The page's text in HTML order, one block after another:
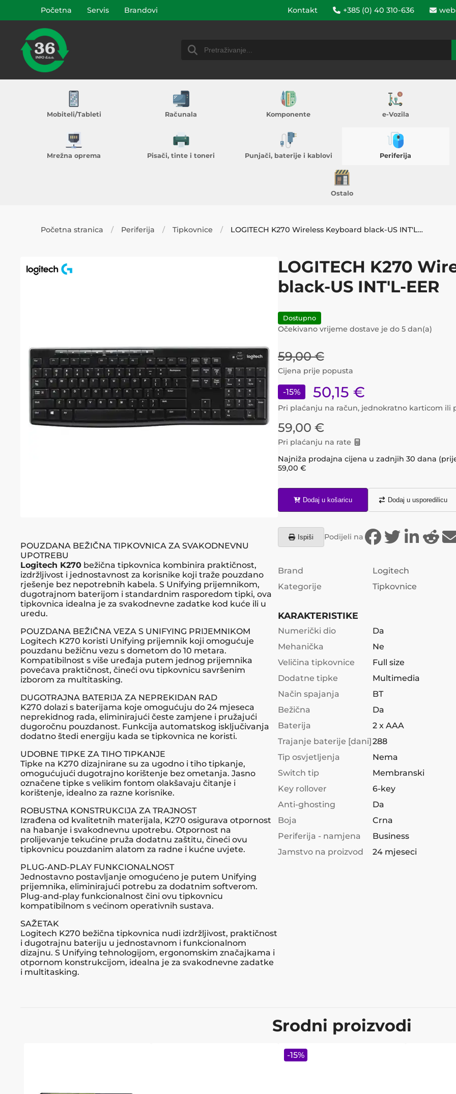
Početna Servis Brandovi Kontakt +385 (0) 40 310-636
Mobiteli/Tableti Računala Komponente e-Vozila
Mrežna oprema Pisači, tinte i toneri Punjači, baterije i kablovi Periferija
Ostalo
Početna stranica Periferija Tipkovnice LOGITECH K270 Wireless Keyboard black-US INT'L-EER
POUZDANA BEŽIČNA TIPKOVNICA ZA SVAKODNEVNU
UPOTREBU
Logitech K270 bežična tipkovnica kombinira praktičnost,
izdržljivost i jednostavnost za korisnike koji traže pouzdano
rješenje bez nepotrebnih kabela. S Unifying prijemnikom,
dugotrajnom baterijom i standardnim rasporedom tipki, ova
tipkovnica idealna je za svakodnevne zadatke kod kuće ili u
uredu.
POUZDANA BEŽIČNA VEZA S UNIFYING PRIJEMNIKOM
Logitech K270 koristi Unifying prijemnik koji omogućuje
pouzdanu bežičnu vezu s dometom do 10 metara.
Kompatibilnost s više uređaja putem jednog prijemnika
povećava praktičnost, čineći ovu tipkovnicu savršenim
izborom za multitasking.
DUGOTRAJNA BATERIJA ZA NEPREKIDAN RAD
K270 dolazi s baterijama koje omogućuju do 24 mjeseca
neprekidnog rada, eliminirajući česte zamjene i pružajući
dugoročnu pouzdanost. Funkcija automatskog isključivanja
dodatno štedi energiju kada se tipkovnica ne koristi.
UDOBNE TIPKE ZA TIHO TIPKANJE
Tipke na K270 dizajnirane su za ugodno i tiho tipkanje,
omogućujući dugotrajno korištenje bez ometanja. Jasno
označene tipke s velikim fontom olakšavaju čitanje i
korištenje, idealno za razne korisnike.
ROBUSTNA KONSTRUKCIJA ZA TRAJNOST
Izrađena od kvalitetnih materijala, K270 osigurava otpornost
na habanje i svakodnevnu upotrebu. Otpornost na
prolijevanje tekućine pruža dodatnu zaštitu, čineći ovu
tipkovnicu pouzdanim alatom za radne i kućne uvjete.
PLUG-AND-PLAY FUNKCIONALNOST
Jednostavno postavljanje omogućeno je putem Unifying
prijemnika, eliminirajući potrebu za dodatnim softverom.
Plug-and-play funkcionalnost čini ovu tipkovnicu
kompatibilnom s većinom operativnih sustava.
SAŽETAK
Logitech K270 bežična tipkovnica nudi izdržljivost, praktičnost
i dugotrajnu bateriju u jednostavnom i funkcionalnom
dizajnu. S Unifying tehnologijom, ergonomskim značajkama i
otpornom konstrukcijom, idealna je za svakodnevne zadatke
i multitasking.
LOGITECH K270
black-US INT'L-EER
Dostupno
Očekivano vrijeme dostave je do 5dan(a)
59,00 €
Cijena prije popusta
-15% 50,15 €
Pri plaćanju na račun, jednokratno karticom ili
59,00 €
Pri plaćanju na rate
Najniža prodajna cijena u zadnjih 30 dana
59,00 €
Dodaj u košaricu Dodaj u usporedilicu
Ispiši Podijeli na
Brand
Logitech
Kategorije
Tipkovnice
KARAKTERISTIKE
Numerički dio
Da
Mehanička
Ne
Veličina tipkovnice
Full size
Dodatne tipke
Multimedia
Način spajanja
BT
Bežična
Da
Baterija
2 x AAA
Trajanje baterije [dani]288
Tip osvjetljenja
Nema
Switch tip
Membranski
Key rollover
6-key
Anti-ghosting
Da
Boja
Crna
Periferija - namjena
Business
Jamstvo na proizvod
24 mjeseci
Srodni proizvodi
-15%